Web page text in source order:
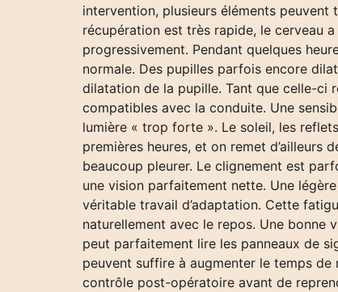
intervention, plusieurs éléments
récupération est très rapide, le cerveau
progressivement. Pendant quelques
normale. Des pupilles parfois encore
dilatation de la pupille. Tant que celle-ci
compatibles avec la conduite. Une
lumière « trop forte ». Le soleil, les
premières heures, et on remet d’ailleurs
beaucoup pleurer. Le clignement est
une vision parfaitement nette. Une
véritable travail d’adaptation. Cette
naturellement avec le repos. Une bonne
peut parfaitement lire les panneaux de
peuvent suffire à augmenter le temps de
contrôle post-opératoire avant de